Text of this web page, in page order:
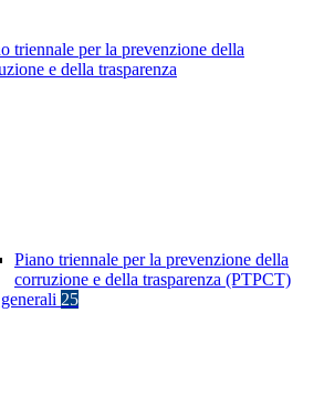
triennale per la prevenzione della
e della trasparenza
Piano triennale per la prevenzione della
corruzione e della trasparenza (PTPCT)
25